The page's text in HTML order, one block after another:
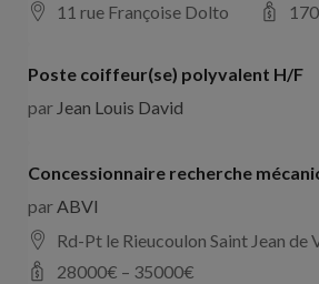
11 rue Françoise Dolto
Poste coiffeur(se) polyvalent H/F
par Jean Louis David
Concessionnaire recherche
parABVI
Rd-Pt le Rieucoulon Saint Jean de
28000€ – 35000€